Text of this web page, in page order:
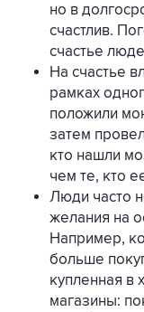
но в
счастлив.
счастье
На счастье
рамках
положили
затем
кто нашли
чем те, кто
Люди часто
желания на
Например,
больше
купленная
магазины: